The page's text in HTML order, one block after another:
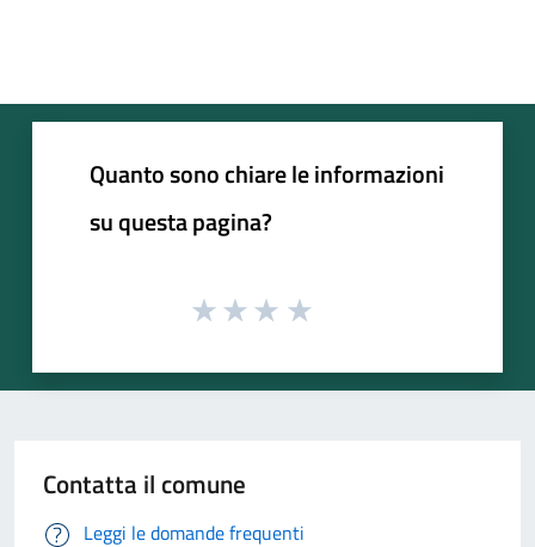
Quanto sono chiare le informazioni
su questa pagina?
Contatta il comune
Leggi le domande frequenti